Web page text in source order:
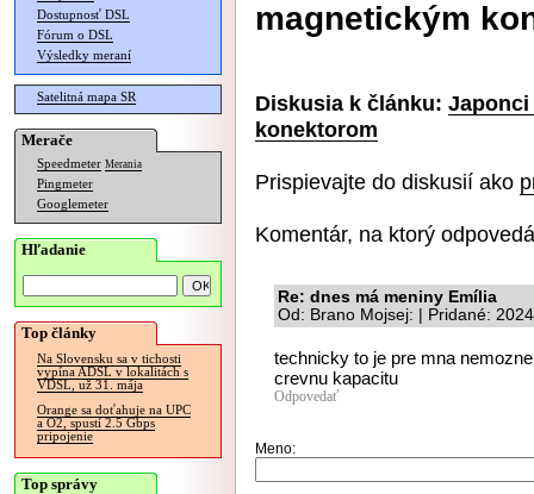
Dostupnosť DSL
Fórum o DSL
Výsledky meraní
Satelitná mapa SR
Merače
Speedmeter Merania
Pingmeter
Googlemeter
Hľadanie
Top články
Na Slovensku sa v tichosti
vypína ADSL v lokalitách s
VDSL, už 31. mája
Orange sa doťahuje na UPC
a O2, spustí 2.5 Gbps
pripojenie
Top správy
magnetickým
Diskusia k článku:
konektorom
Prispievajte do diskusií ako
Komentár, na ktorý
Re: dnes má meniny Emília
Od: Brano Mojsej: | Pridané:
technicky to je pre mna
crevnu kapacitu
Odpovedať
Meno: